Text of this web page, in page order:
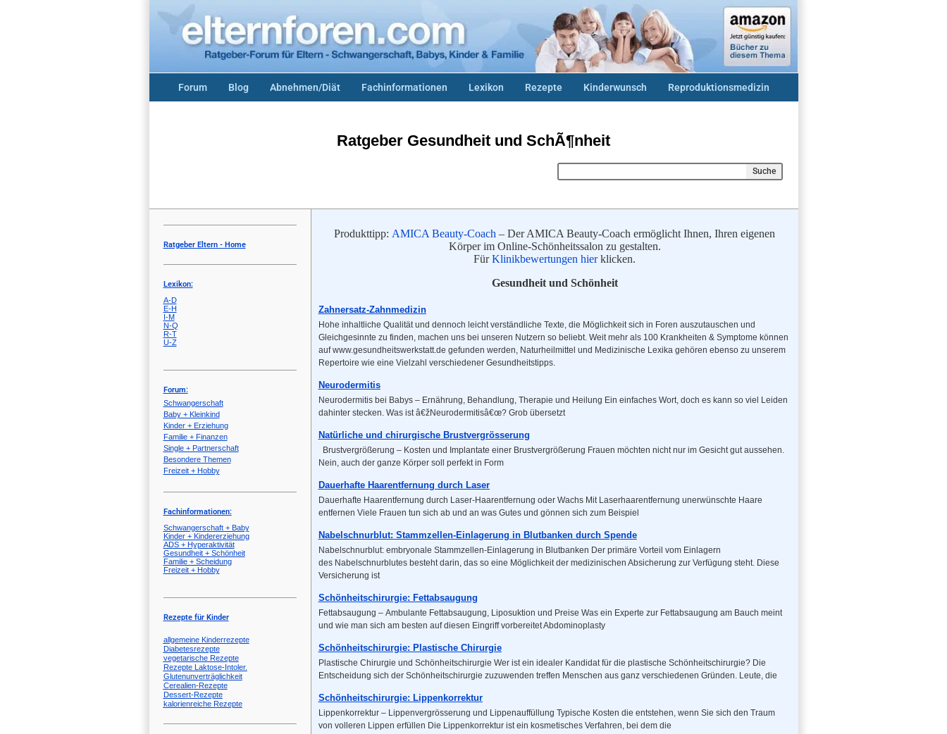
Forum Blog Abnehmen/Diät Fachinformationen Lexikon Rezepte Kinderwunsch Reproduktionsmedizin
Ratgeber Gesundheit und SchÃ¶nheit
Suche
Ratgeber Eltern - Home
Lexikon:
A-D
E-H
I-M
N-Q
R-T
U-Z
Forum:
Schwangerschaft
Baby + Kleinkind
Kinder + Erziehung
Familie + Finanzen
Single + Partnerschaft
Besondere Themen
Freizeit + Hobby
Fachinformationen:
Schwangerschaft + Baby
Kinder + Kindererziehung
ADS + Hyperaktivität
Gesundheit + Schönheit
Familie + Scheidung
Freizeit + Hobby
Rezepte für Kinder
allgemeine Kinderrezepte
Diabetesrezepte
vegetarische Rezepte
Rezepte Laktose-Intoler.
Glutenunverträglichkeit
Cerealien-Rezepte
Dessert-Rezepte
kalorienreiche Rezepte
Produkttipp: AMICA Beauty-Coach – Der AMICA Beauty-Coach ermöglicht Ihnen, Ihren eigenen
Körper im Online-Schönheitssalon zu gestalten.
FürKlinikbewertungen hierklicken.
Gesundheit und Schönheit
Zahnersatz-Zahnmedizin
Hohe inhaltliche Qualität und dennoch leicht verständliche Texte, die Möglichkeit sich in Foren auszutauschen und
Gleichgesinnte zu finden, machen uns bei unseren Nutzern so beliebt. Weit mehr als 100 Krankheiten & Symptome können
auf www.gesundheitswerkstatt.de gefunden werden, Naturheilmittel und Medizinische Lexika gehören ebenso zu unserem
Repertoire wie eine Vielzahl verschiedener Gesundheitstipps.
Neurodermitis
Neurodermitis bei Babys – Ernährung, Behandlung, Therapie und Heilung Ein einfaches Wort, doch es kann so viel Leiden
dahinter stecken. Was ist â€žNeurodermitisâ€œ? Grob übersetzt
Natürliche und chirurgische Brustvergrösserung
Brustvergrößerung – Kosten und Implantate einer Brustvergrößerung Frauen möchten nicht nur im Gesicht gut aussehen.
Nein, auch der ganze Körper soll perfekt in Form
Dauerhafte Haarentfernung durch Laser
Dauerhafte Haarentfernung durch Laser-Haarentfernung oder Wachs Mit Laserhaarentfernung unerwünschte Haare
entfernen Viele Frauen tun sich ab und an was Gutes und gönnen sich zum Beispiel
Nabelschnurblut: Stammzellen-Einlagerung in Blutbanken durch Spende
Nabelschnurblut: embryonale Stammzellen-Einlagerung in Blutbanken Der primäre Vorteil vom Einlagern
des Nabelschnurblutes besteht darin, das so eine Möglichkeit der medizinischen Absicherung zur Verfügung steht. Diese
Versicherung ist
Schönheitschirurgie: Fettabsaugung
Fettabsaugung – Ambulante Fettabsaugung, Liposuktion und Preise Was ein Experte zur Fettabsaugung am Bauch meint
und wie man sich am besten auf diesen Eingriff vorbereitet Abdominoplasty
Schönheitschirurgie: Plastische Chirurgie
Plastische Chirurgie und Schönheitschirurgie Wer ist ein idealer Kandidat für die plastische Schönheitschirurgie? Die
Entscheidung sich der Schönheitschirurgie zuzuwenden treffen Menschen aus ganz verschiedenen Gründen. Leute, die
Schönheitschirurgie: Lippenkorrektur
Lippenkorrektur – Lippenvergrösserung und Lippenauffüllung Typische Kosten die entstehen, wenn Sie sich den Traum
von volleren Lippen erfüllen Die Lippenkorrektur ist ein kosmetisches Verfahren, bei dem die